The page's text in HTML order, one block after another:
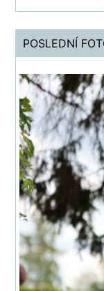
POSLEDNÍ